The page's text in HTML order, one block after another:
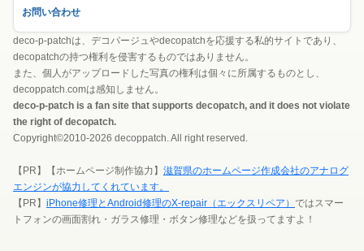
お問い合わせ
deco-p-patchは、デコパージュやdecopatchを応援する私的サイトであり、
decopatchの持つ権利を侵害するものではありません。
また、個人がアップロードした写真の権利は個々に所属するものとし、
decoppatch.comは感知しません。
deco-p-patch is a fan site that supports decopatch, and it does not violate
the right of decopatch.
Copyright©2010-2026 decoppatch. All right reserved.
【PR】【ホームページ制作協力】 滋賀県のホームページ作成会社のアナログ
エンジンが協力してくれています。
【PR】 iPhone修理とAndroid修理のX-repair（エックスリペア） ではスマー
トフォンの画面割れ・ガラス修理・ボタン修理などを扱ってますよ！